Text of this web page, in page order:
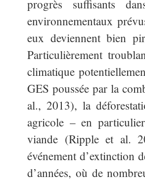
progrès suffisants
environnementaux
eux deviennent bien
Particulièrement
climatique
GES poussée par la
al., 2013), la
agricole – en
viande (Ripple et al.
événement d’extinction
d’années, où de